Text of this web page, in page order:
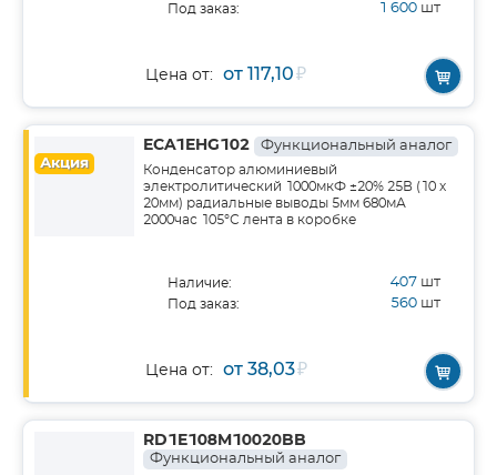
Под заказ: 1 600 шт
Цена от: от 117,10₽
Акция
ECA1EHG102 Функциональный аналог
Конденсатор алюминиевый
электролитический 1000мкФ ±20% 25В (10 х
20мм) радиальные выводы 5мм 680мА
2000час 105°С лента в коробке
Наличие: 407 шт
Под заказ: 560 шт
Цена от: от 38,03₽
RD1E108M10020BB
Функциональный аналог